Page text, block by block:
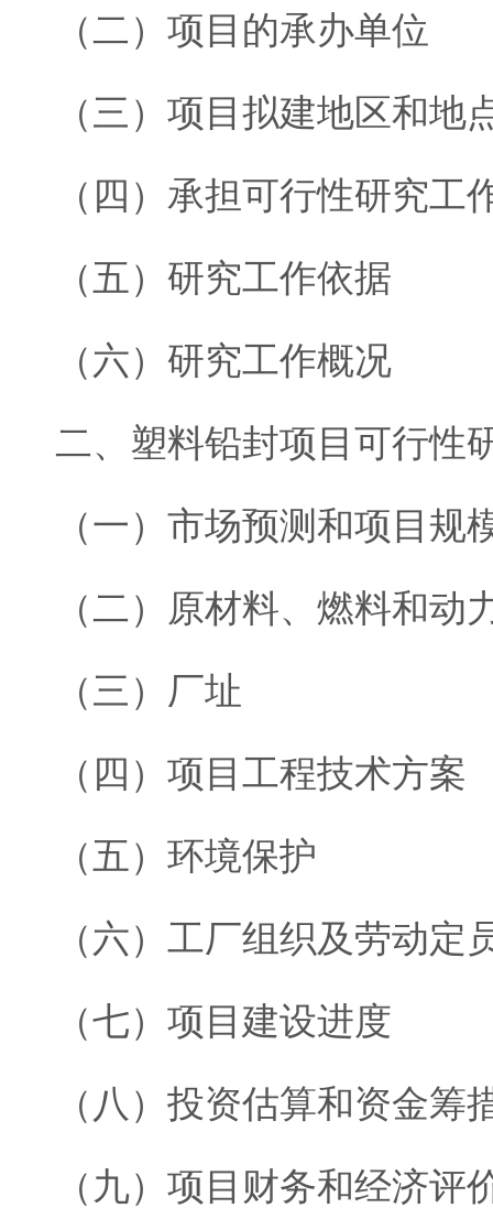
（二）项目的承办单位
（三）项目拟建地区和地
（四）承担可行性研究工
（五）研究工作依据
（六）研究工作概况
二、塑料铅封项目可行性
（一）市场预测和项目规
（二）原材料、燃料和动
（三）厂址
（四）项目工程技术方案
（五）环境保护
（六）工厂组织及劳动定
（七）项目建设进度
（八）投资估算和资金筹
（九）项目财务和经济评